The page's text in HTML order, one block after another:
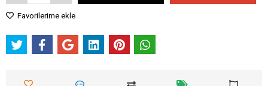
Favorilerime ekle